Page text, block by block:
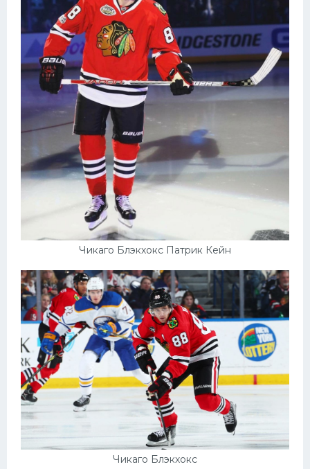
Чикаго Блэкхокс Патрик Кейн
Чикаго Блэкхокс